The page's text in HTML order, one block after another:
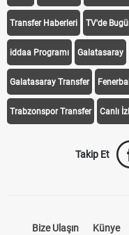
Transfer Haberleri TV'de
iddaa Programı Galatasaray
Galatasaray Transfer
Trabzonspor Transfer Canlı
Takip Et
Bize Ulaşın Künye